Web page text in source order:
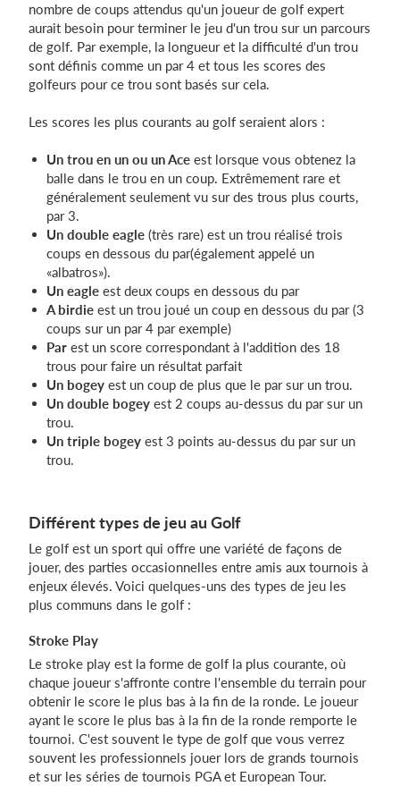
nombre de coups attendus qu'un joueur de golf expert
aurait besoin pour terminer le jeu d'un trou sur un parcours
de golf. Par exemple, la longueur et la difficulté d'un trou
sont définis comme un par 4 et tous les scores des
golfeurs pour ce trou sont basés sur cela.
Les scores les plus courants au golf seraient alors :
Un trou en un ou un Ace est lorsque vous obtenez la
balle dans le trou en un coup. Extrêmement rare et
généralement seulement vu sur des trous plus courts,
par 3.
Un double eagle (très rare) est un trou réalisé trois
coups en dessous du par(également appelé un
«albatros»).
Un eagle est deux coups en dessous du par
A birdie est un trou joué un coup en dessous du par (3
coups sur un par 4 par exemple)
Par est un score correspondant à l'addition des 18
trous pour faire un résultat parfait
Un bogey est un coup de plus que le par sur un trou.
Un double bogey est 2 coups au-dessus du par sur un
trou.
Un triple bogey est 3 points au-dessus du par sur un
trou.
Différent types de jeu au Golf
Le golf est un sport qui offre une variété de façons de
jouer, des parties occasionnelles entre amis aux tournois à
enjeux élevés. Voici quelques-uns des types de jeu les
plus communs dans le golf :
Stroke Play
Le stroke play est la forme de golf la plus courante, où
chaque joueur s'affronte contre l'ensemble du terrain pour
obtenir le score le plus bas à la fin de la ronde. Le joueur
ayant le score le plus bas à la fin de la ronde remporte le
tournoi. C'est souvent le type de golf que vous verrez
souvent les professionnels jouer lors de grands tournois
et sur les séries de tournois PGA et European Tour.